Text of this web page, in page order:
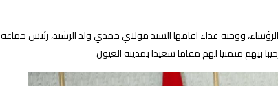
ووجبة غداء اقامها السيد مولاي حمدي ولد الرشيد، رئيس جماعة
بيهم متمنيا لهم مقاما سعيدا بمدينة العيون